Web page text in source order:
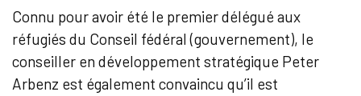
Connu pour avoir été le premier délégué aux
réfugiés du Conseil fédéral (gouvernement), le
conseiller en développement stratégique Peter
Arbenz est également convaincu qu’il est